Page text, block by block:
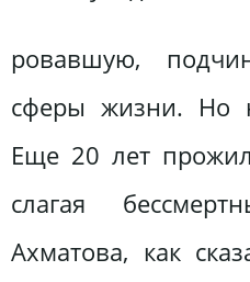
ровавшую,
сферы жизни. Но
Еще 20 лет
слагая
Ахматова, как